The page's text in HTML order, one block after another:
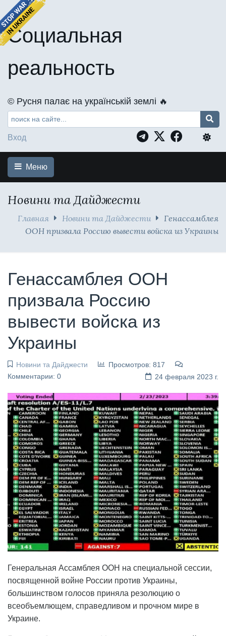
Социальная
реальность
©️ Русня палає на українській землі 🔥
Вход
Меню
Новини та Дайджести
Главная Новини та Дайджести
Генассамблея
ООН призвала Россию вывести войска из Украины
Генассамблея ООН
призвала Россию
вывести войска из
Украины
Новини та Дайджести
Просмотров: 817
Комментарии: 0
24 февраля 2023 г.
Генеральная Ассамблея ООН на специальной сессии,
посвященной войне России против Украины,
большинством голосов приняла резолюцию о
всеобъемлющем, справедливом и прочном мире в
Украине.